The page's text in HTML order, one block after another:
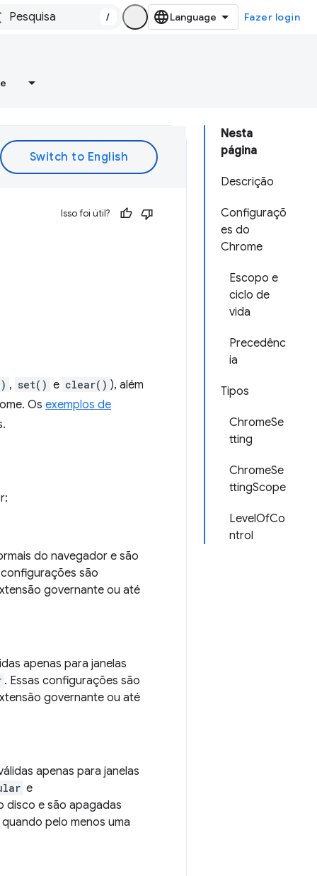
/ Fazer login
Nesta
página
Descrição
Configuraçõ
es do
Chrome
Escopo e
ciclo de
vida
Precedênc
ia
Tipos
ChromeSe
tting
ChromeSe
ttingScope
LevelOfCo
ntrol
Isso foi útil?
, set() e clear() ), além
Os exemplos de
do navegador e são
são
governante ou até
apenas para janelas
. Essas configurações são
governante ou até
apenas para janelas
e
disco e são apagadas
pelo menos uma